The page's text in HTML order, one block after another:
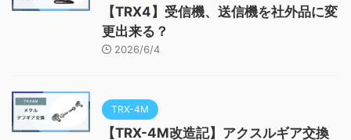
【TRX4】受信機、送信機を社外品に変
更出来る？
2026/6/4
TRX-4M
【TRX-4M改造記】アクスルギア交換